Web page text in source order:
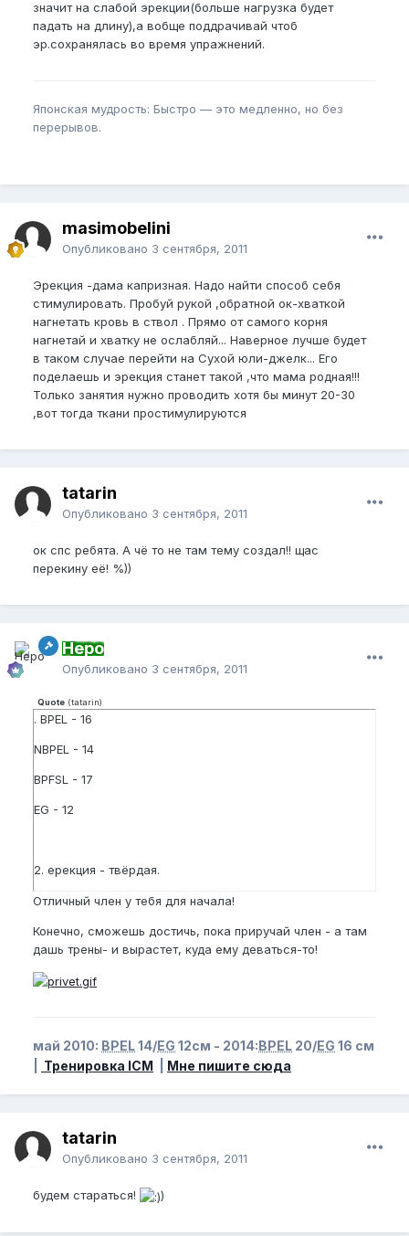
значит на слабой эрекции(больше нагрузка будет
падать на длину),а вобще поддрачивай чтоб
эр.сохранялась во время упражнений.
Японская мудрость: Быстро — это медленно, но без
перерывов.
masimobelini
Опубликовано 3 сентября, 2011
Эрекция -дама капризная. Надо найти способ себя
стимулировать. Пробуй рукой ,обратной ок-хваткой
нагнетать кровь в ствол . Прямо от самого корня
нагнетай и хватку не ослабляй... Наверное лучше будет
в таком случае перейти на Сухой юли-джелк... Его
поделаешь и эрекция станет такой ,что мама родная!!!
Только занятия нужно проводить хотя бы минут 20-30
,вот тогда ткани простимулируются
tatarin
Опубликовано 3 сентября, 2011
ок спс ребята. А чё то не там тему создал!! щас
перекину её! %))
Неро
Опубликовано 3 сентября, 2011
Quote (tatarin)
. BPEL - 16
NBPEL - 14
BPFSL - 17
EG - 12
2. ерекция - твёрдая.
3. угол примерно 75 -80 градусов.
Хотел бы улучшить ерекцию и достигнуть
BPEL - 20
BPFSL - 22
Отличный член у тебя для начала!
Конечно, сможешь достичь, пока приручай член - а там
дашь трены- и вырастет, куда ему деваться-то!
май 2010: BPEL14/EG 12см - 2014:BPEL 20/EG 16 см
Тренировка ICM Мне пишите сюда
tatarin
Опубликовано 3 сентября, 2011
будем стараться! )